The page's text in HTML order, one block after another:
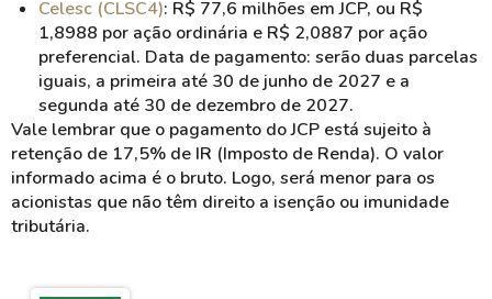
Celesc (CLSC4): R$ 77,6 milhões em JCP, ou R$
1,8988 por ação ordinária e R$ 2,0887 por ação
preferencial. Data de pagamento: serão duas parcelas
iguais, a primeira até 30 de junho de 2027 e a
segunda até 30 de dezembro de 2027.
Vale lembrar que o pagamento do JCP está sujeito à
retenção de 17,5% de IR (Imposto de Renda). O valor
informado acima é o bruto. Logo, será menor para os
acionistas que não têm direito a isenção ou imunidade
tributária.